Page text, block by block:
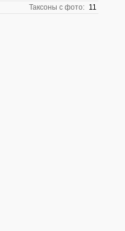
Таксоны с фото: 11